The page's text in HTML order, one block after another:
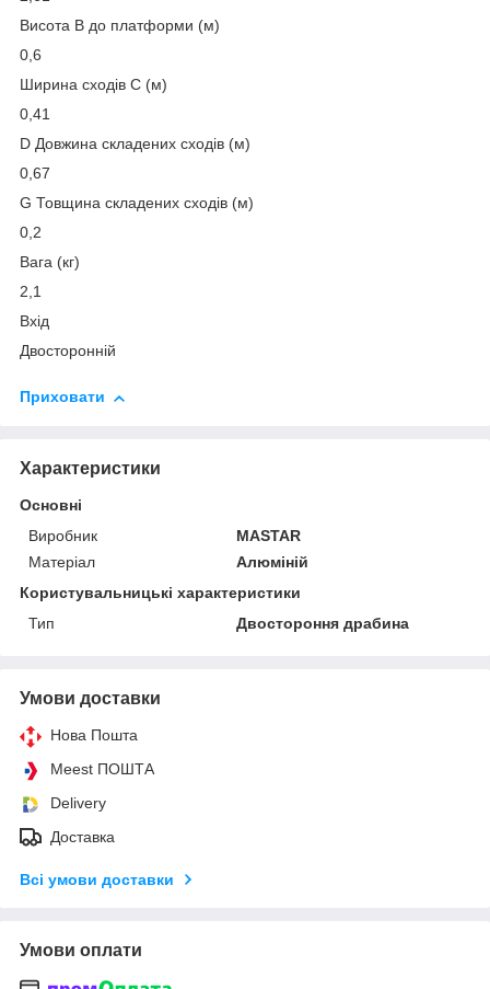
Висота B до платформи (м)
0,6
Ширина сходів C (м)
0,41
D Довжина складених сходів (м)
0,67
G Товщина складених сходів (м)
0,2
Вага (кг)
2,1
Вхід
Двосторонній
Приховати
Характеристики
Основні
Виробник
MASTAR
Матеріал
Алюміній
Користувальницькі характеристики
Тип
Двостороння драбина
Умови доставки
Нова Пошта
Meest ПОШТА
Delivery
Доставка
Всі умови доставки
Умови оплати